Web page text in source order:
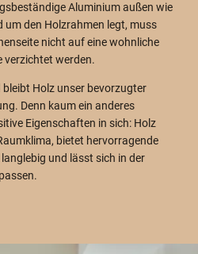
Aluminium außen wie
um den Holzrahmen legt, muss
nicht auf eine wohnliche
verzichtet werden.
Holz unser bevorzugter
Denn kaum ein anderes
Eigenschaften in sich: Holz
bietet hervorragende
und lässt sich in der